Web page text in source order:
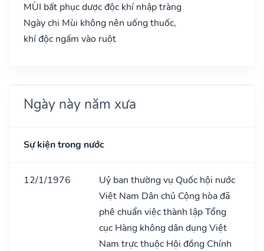
MÙI bất phục dược độc khí nhập tràng
Ngày chi Mùi không nên uống thuốc,
khí độc ngấm vào ruột
Ngày này năm xưa
Sự kiện trong nước
12/1/1976
Uỷ ban thường vụ Quốc hội nước
Việt Nam Dân chủ Cộng hòa đã
phê chuẩn việc thành lập Tổng
cục Hàng không dân dụng Việt
Nam trực thuộc Hội đồng Chính